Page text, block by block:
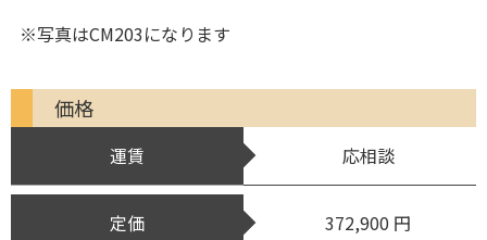
※写真はCM203になります
価格
運賃 応相談
定価 372,900 円